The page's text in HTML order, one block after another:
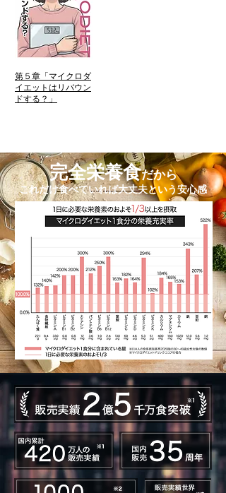
第５章「マイクロダ
イエットはリバウン
ドする？」
完全栄養食だから
これだけ食べていれば大丈夫という安心感